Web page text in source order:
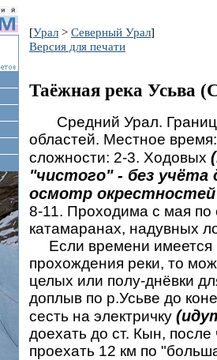
[Урал > Северный Урал]
Версия для печати
Таёжная река Усьва
Средний Урал.
областей. Местное
сложности: 2-3. Ходовых
"чистого" - без учёта
осмотр
8-11. Проходима с мая по
катамаранах, надувных
Если времени имеется
прохождения реки, то
целых или полу-днёвки
доплыв по р.Усьве до
сесть на электричку
доехать до ст. Кын,
проехать 12 км по